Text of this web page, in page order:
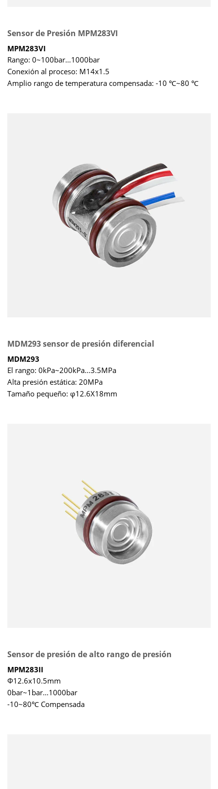
Sensor de Presión MPM283VI
MPM283VI
Rango: 0~100bar…1000bar
Conexión al proceso: M14x1.5
Amplio rango de temperatura compensada: -10 ℃~80 ℃
MDM293 sensor de presión diferencial
MDM293
El rango: 0kPa~200kPa…3.5MPa
Alta presión estática: 20MPa
Tamaño pequeño: φ12.6X18mm
Sensor de presión de alto rango de presión
MPM283II
Φ12.6x10.5mm
0bar~1bar…1000bar
-10~80℃ Compensada